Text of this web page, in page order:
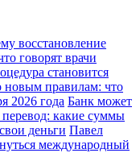
восстановление
говорят врачи
становится
новым правилам: что
2026 года Банк может
перевод: какие суммы
деньги Павел
международный